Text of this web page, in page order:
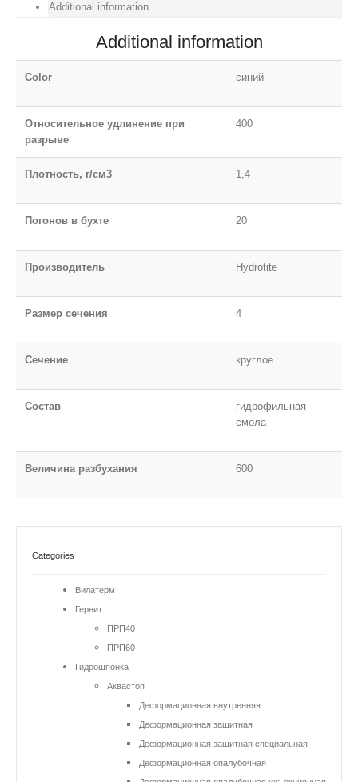
Additional information
Additional information
Color синий
Относительное удлинение при
разрыве
400
Плотность, г/см3 1,4
Погонов в бухте 20
Производитель Hydrotite
Размер сечения 4
Сечение круглое
Состав
гидрофильная
смола
Величина разбухания 600
Categories
Вилатерм
Гернит
ПРП40
ПРП60
Гидрошпонка
Аквастоп
Деформационная внутренняя
Деформационная защитная
Деформационная защитная специальная
Деформационная опалубочная